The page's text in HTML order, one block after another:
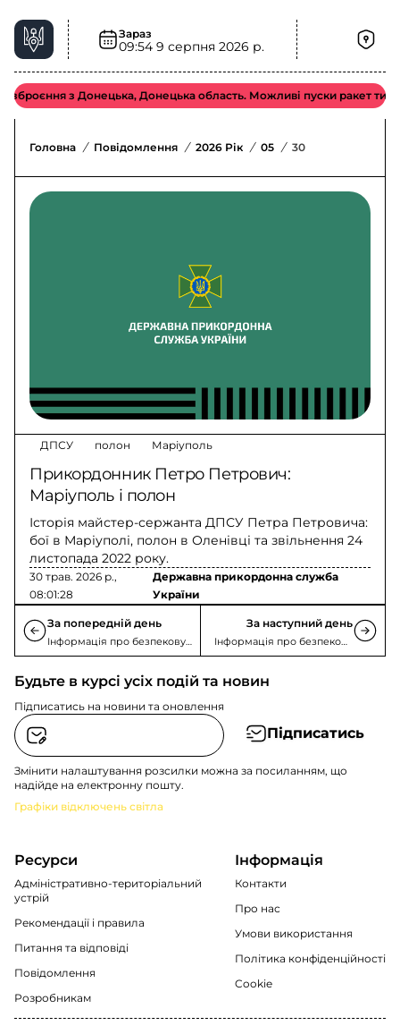
Зараз
09:54 9 серпня 2026 р.
з Донецька, Донецька область. Можливі пуски ракет
Головна / Повідомлення / 2026 Рік / 05 / 30
ДПСУ полон Маріуполь
Прикордонник Петро Петрович:
Маріуполь і полон
Історія майстер-сержанта ДПСУ Петра Петровича:
бої в Маріуполі, полон в Оленівці та звільнення 24
листопада 2022 року.
30 трав. 2026 р.,
08:01:28
Державна прикордонна служба
України
За попередній день
Інформація про безпекову
ситуацію
За наступний день
Інформація про безпекову
ситуацію
Будьте в курсі усіх подій та новин
Підписатись на новини та оновлення
Підписатись
Змінити налаштування розсилки можна за посиланням, що
надійде на електронну пошту.
Графіки відключень світла
Ресурси
Адміністративно-територіальний
устрій
Рекомендації i правила
Питання та відповіді
Повідомлення
Розробникам
Інформація
Контакти
Про нас
Умови використання
Політика конфіденційності
Cookie